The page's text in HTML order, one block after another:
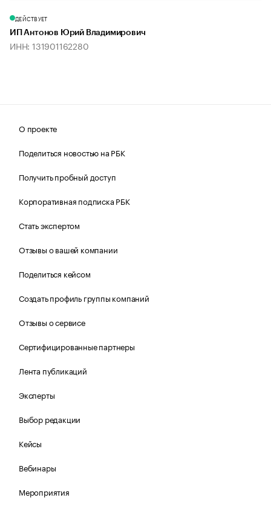
ДЕЙСТВУЕТ
ИП Антонов Юрий Владимирович
ИНН: 131901162280
О проекте
Поделиться новостью на РБК
Получить пробный доступ
Корпоративная подписка РБК
Стать экспертом
Отзывы о вашей компании
Поделиться кейсом
Создать профиль группы компаний
Отзывы о сервисе
Сертифицированные партнеры
Лента публикаций
Эксперты
Выбор редакции
Кейсы
Вебинары
Мероприятия